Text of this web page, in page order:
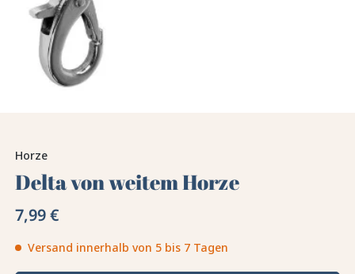
Horze
Delta von weitem Horze
7,99 €
Versand innerhalb von 5 bis 7 Tagen